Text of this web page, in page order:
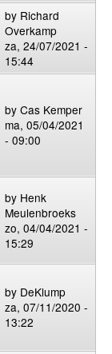
by Richard
Overkamp
za, 24/07/2021 -
15:44
by Cas Kemper
ma, 05/04/2021
- 09:00
by Henk
Meulenbroeks
zo, 04/04/2021 -
15:29
by DeKlump
za, 07/11/2020 -
13:22